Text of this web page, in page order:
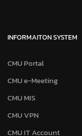
INFORMAITON SYSTEM
CMU Portal
CMU e-Meeting
CMU MIS
CMU VPN
CMU IT Account